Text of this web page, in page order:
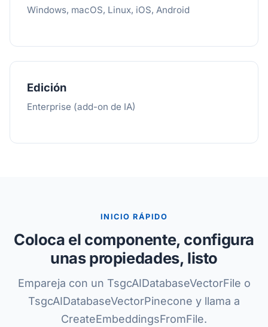
Windows, macOS, Linux, iOS, Android
Edición
Enterprise (add-on de IA)
INICIO RÁPIDO
Coloca el componente, configura
unas propiedades, listo
Empareja con un TsgcAIDatabaseVectorFile o
TsgcAIDatabaseVectorPinecone y llama a
CreateEmbeddingsFromFile.